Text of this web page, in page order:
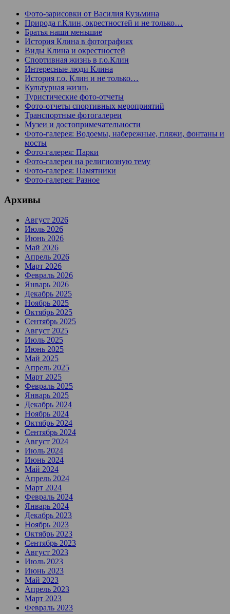
Фото-зарисовки от Василия Кузьмина
Природа г.Клин, окрестностей и не только…
Братья наши меньшие
История Клина в фотографиях
Виды Клина и окрестностей
Спортивная жизнь в г.о.Клин
Интересные люди Клина
История г.о. Клин и не только…
Культурная жизнь
Туристические фото-отчеты
Фото-отчеты спортивных мероприятий
Транспортные фотогалереи
Музеи и достопримечательности
Фото-галерея: Водоемы, набережные, пляжи, фонтаны и
мосты
Фото-галерея: Парки
Фото-галереи на религиозную тему
Фото-галерея: Памятники
Фото-галерея: Разное
Архивы
Август 2026
Июль 2026
Июнь 2026
Май 2026
Апрель 2026
Март 2026
Февраль 2026
Январь 2026
Декабрь 2025
Ноябрь 2025
Октябрь 2025
Сентябрь 2025
Август 2025
Июль 2025
Июнь 2025
Май 2025
Апрель 2025
Март 2025
Февраль 2025
Январь 2025
Декабрь 2024
Ноябрь 2024
Октябрь 2024
Сентябрь 2024
Август 2024
Июль 2024
Июнь 2024
Май 2024
Апрель 2024
Март 2024
Февраль 2024
Январь 2024
Декабрь 2023
Ноябрь 2023
Октябрь 2023
Сентябрь 2023
Август 2023
Июль 2023
Июнь 2023
Май 2023
Апрель 2023
Март 2023
Февраль 2023